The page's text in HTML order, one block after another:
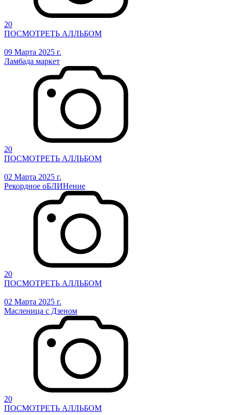
20
ПОСМОТРЕТЬ АЛЛЬБОМ
09 Марта 2025 г.
Ламбада маркет
20
ПОСМОТРЕТЬ АЛЛЬБОМ
02 Марта 2025 г.
Рекордное оБЛИНение
20
ПОСМОТРЕТЬ АЛЛЬБОМ
02 Марта 2025 г.
Масленица с Дзеном
20
ПОСМОТРЕТЬ АЛЛЬБОМ